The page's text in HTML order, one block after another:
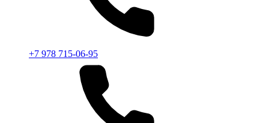
+7 978 715-06-95